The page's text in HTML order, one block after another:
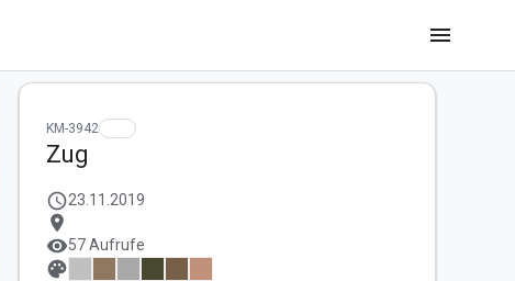
menu
KM-3942
Zug
schedule23.11.2019
location_on
visibility57 Aufrufe
palette